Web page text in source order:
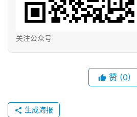
关注公众号
赞 (0)
生成海报